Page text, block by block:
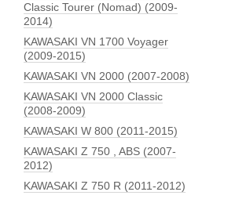
Classic Tourer (Nomad) (2009-
2014)
KAWASAKI VN 1700 Voyager
(2009-2015)
KAWASAKI VN 2000 (2007-2008)
KAWASAKI VN 2000 Classic
(2008-2009)
KAWASAKI W 800 (2011-2015)
KAWASAKI Z 750 , ABS (2007-
2012)
KAWASAKI Z 750 R (2011-2012)